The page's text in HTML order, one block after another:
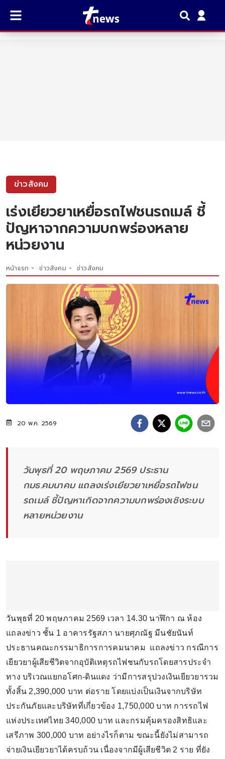
ข่าวสังคม
เร่งเยียวยาเหยื่อรถไฟชนรถเมล์ ชี้
ปัญหาจากความบกพร่องหลาย
หน่วยงาน
หน้าแรก ข่าวสังคม ข่าวสังคม
20 พ.ค. 2569
วันพุธที่ 20 พฤษภาคม 2569 ประธาน
กมธ.คมนาคม แถลงเร่งเยียวยาเหยื่อรถไฟชน
รถเมล์ ชี้ปัญหาเกิดจากความบกพร่องเชิงระบบ
หลายหน่วยงาน
วันพุธที่ 20 พฤษภาคม 2569 เวลา 14.30 นาฬิกา ณ ห้อง
แถลงข่าว ชั้น 1 อาคารรัฐสภา นายศุภณัฐ มีนชัยนันท์
ประธานคณะกรรมาธิการการคมนาคม แถลงข่าว กรณีการ
เยียวยาผู้เสียชีวิตจากอุบัติเหตุรถไฟชนกับรถโดยสารประจำ
ทาง บริเวณแยกอโศก-ดินแดง ว่ามีการสรุปวงเงินเยียวยารวม
ทั้งสิ้น 2,390,000 บาท ต่อราย โดยแบ่งเป็นเงินจากบริษัท
ประกันภัยและบริษัทที่เกี่ยวข้อง 1,750,000 บาท การรถไฟ
แห่งประเทศไทย 340,000 บาท และกรมคุ้มครองสิทธิและ
เสรีภาพ 300,000 บาท อย่างไรก็ตาม ขณะนี้ยังไม่สามารถ
จ่ายเงินเยียวยาได้ครบถ้วน เนื่องจากมีผู้เสียชีวิต 2 ราย ที่ยัง